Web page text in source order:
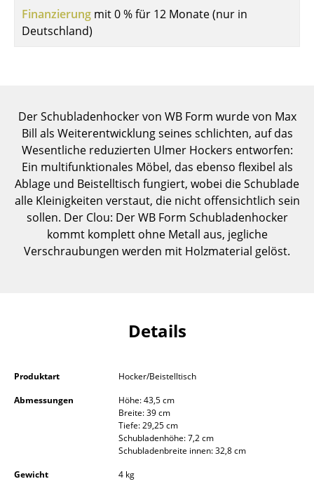
Couchtische
Schreibtische
Stehtische & Stehpulte
Kindertische
Gartentische
Servierwagen
Einzelteile
Wandregale
Sideboards & Kommoden
Finanzierung mit 0 % für 12 Monate (nur in
Deutschland)
Der Schubladenhocker von WB Form wurde von Max
Bill als Weiterentwicklung seines schlichten, auf das
Wesentliche reduzierten Ulmer Hockers entworfen:
Ein multifunktionales Möbel, das ebenso flexibel als
Ablage und Beistelltisch fungiert, wobei die Schublade
alle Kleinigkeiten verstaut, die nicht offensichtlich sein
sollen. Der Clou: Der WB Form Schubladenhocker
kommt komplett ohne Metall aus, jegliche
Verschraubungen werden mit Holzmaterial gelöst.
Details
Produktart
Hocker/Beistelltisch
Abmessungen
Höhe: 43,5 cm
Breite: 39 cm
Tiefe: 29,25 cm
Schubladenhöhe: 7,2 cm
Schubladenbreite innen: 32,8 cm
Gewicht
4 kg